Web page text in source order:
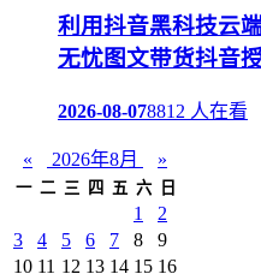
利用抖音黑科技云
无忧图文带货抖音
2026-08-078812 人在看
« 2026年8月 »
一 二 三 四 五 六 日
1
2
3
4 5 6 7 8
9
10 11 12 13 14 15 16